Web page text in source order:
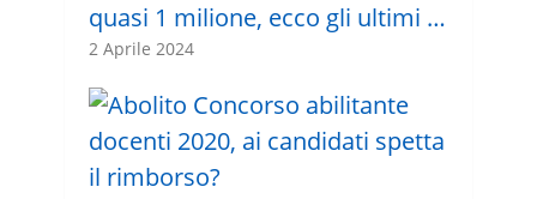
quasi 1 milione, ecco gli ultimi …
2 Aprile 2024